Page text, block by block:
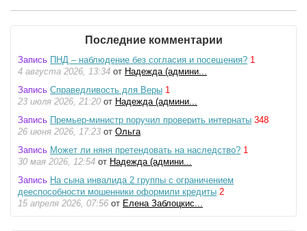
Последние комментарии
Запись ПНД – наблюдение без согласия и посещения? 1
4 августа 2026, 13:34 от Надежда (админи...
Запись Справедливость для Веры 1
23 июля 2026, 21:20 от Надежда (админи...
Запись Премьер-министр поручил проверить интернаты 348
26 июня 2026, 17:23 от Ольга
Запись Может ли няня претендовать на наследство? 1
30 мая 2026, 12:54 от Надежда (админи...
Запись На сына инвалида 2 группы с ограничением
дееспособности мошенники оформили кредиты 2
15 апреля 2026, 07:56 от Елена Заблоцкис...